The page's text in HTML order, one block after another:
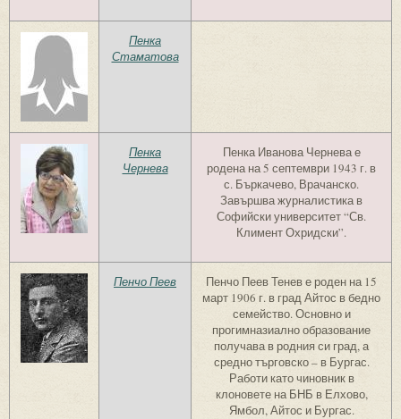
Пенка
Стаматова
Пенка
Чернева
Пенка Иванова Чернева е
родена на 5 септември 1943 г. в
с. Бъркачево, Врачанско.
Завършва журналистика в
Софийски университет “Св.
Климент Охридски”.
Пенчо Пеев
Пенчо Пеев Тенев е роден на 15
март 1906 г. в град Айтос в бедно
семейство. Основно и
прогимназиално образование
получава в родния си град, а
средно търговско – в Бургас.
Работи като чиновник в
клоновете на БНБ в Елхово,
Ямбол, Айтос и Бургас.